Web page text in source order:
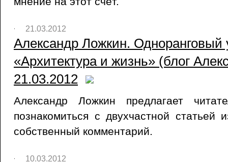
21.03.2012
Александр Ложкин. Одноранговый
«Архитектура и жизнь» (блог
21.03.2012
Александр Ложкин предлагает
познакомиться с двухчастной
собственный комментарий.
10.03.2012